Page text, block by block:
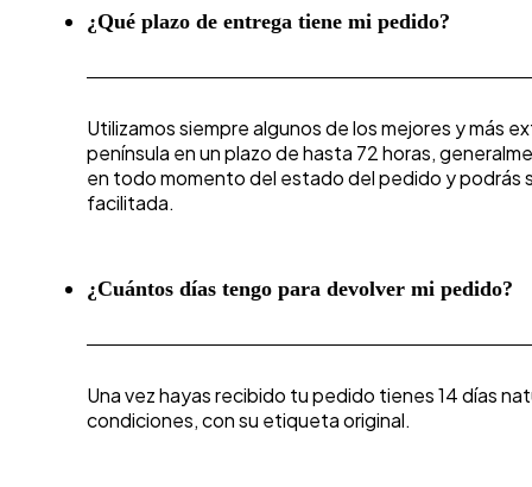
¿Qué plazo de entrega tiene mi pedido?
Utilizamos siempre algunos de los mejores y más
península en un plazo de hasta 72 horas,
en todo momento del estado del pedido y
facilitada.
¿Cuántos días tengo para devolver mi pedido?
Una vez hayas recibido tu pedido tienes 14 días
condiciones, con su etiqueta original.